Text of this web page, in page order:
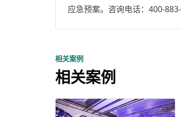
应急预案。咨询电话：400-883-
相关案例
相关案例